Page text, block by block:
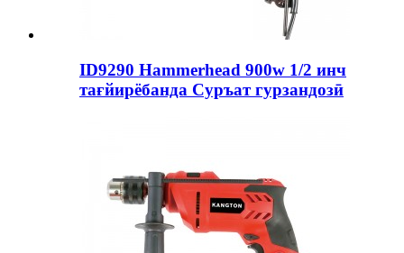
ID9290 Hammerhead 900w 1/2 инч
тағйирёбанда Суръат гурзандозӣ